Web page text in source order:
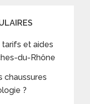
tarifs et aides
du-Rhône
chaussures
?